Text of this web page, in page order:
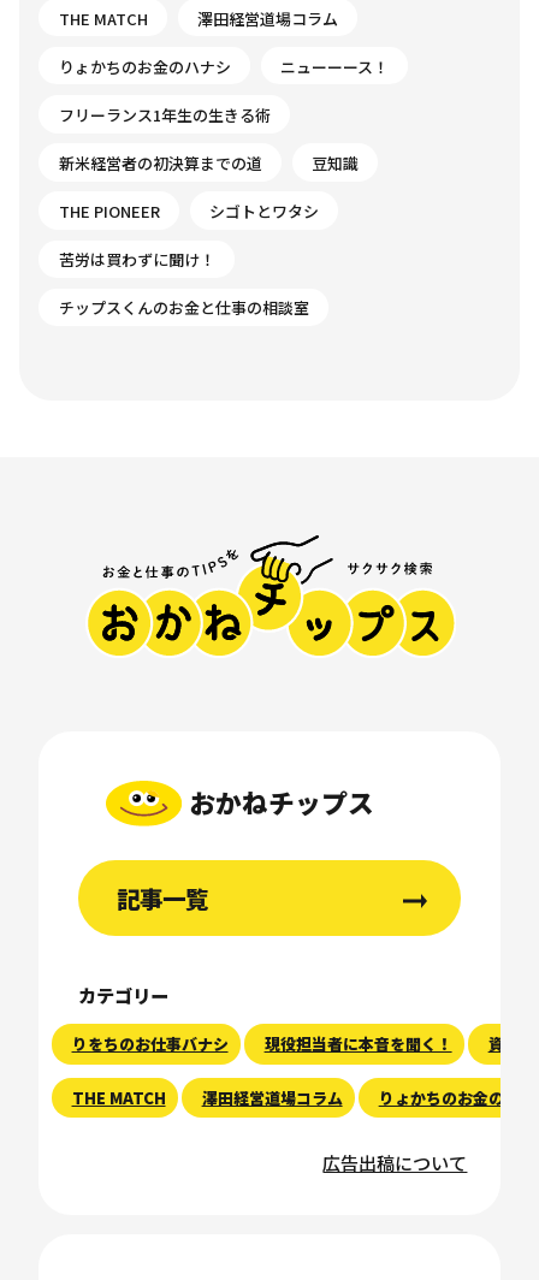
THE MATCH 澤田経営道場コラム
りょかちのお金のハナシ ニューーース！
フリーランス1年生の生きる術
新米経営者の初決算までの道 豆知識
THE PIONEER シゴトとワタシ
苦労は買わずに聞け！
チップスくんのお金と仕事の相談室
おかねチップス
記事一覧
カテゴリー
りをちのお仕事バナシ 現役担当者に本音を聞く！ 資産
THE MATCH 澤田経営道場コラム りょかちのお金のハナ
広告出稿について